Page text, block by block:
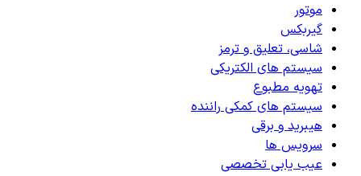
موتور
گیربکس
شاسی، تعلیق و ترمز
سیستم های الکتریکی
تهویه مطبوع
سیستم های کمکی راننده
هیبرید و برقی
سرویس ها
عیب یابی تخصصی